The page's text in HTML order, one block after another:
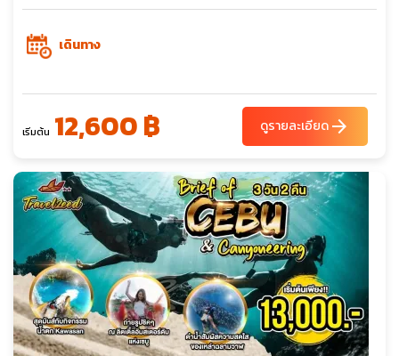
เดินทาง
เริ่มต้น 12,600 ฿ ดูรายละเอียดarrow_forward